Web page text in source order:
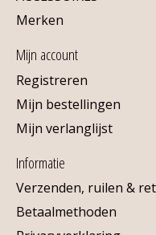
Merken
Mijn account
Registreren
Mijn bestellingen
Mijn verlanglijst
Informatie
Verzenden, ruilen &
Betaalmethoden